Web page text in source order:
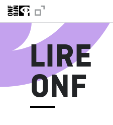
LIRE
ONF